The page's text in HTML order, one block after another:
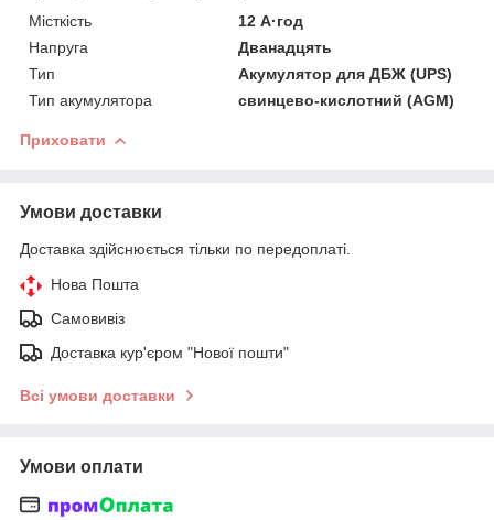
Місткість
12 А·год
Напруга
Дванадцять
Тип
Акумулятор для ДБЖ (UPS)
Тип акумулятора
свинцево-кислотний (AGM)
Приховати
Умови доставки
Доставка здійснюється тільки по передоплаті.
Нова Пошта
Самовивіз
Доставка кур'єром "Нової пошти"
Всі умови доставки
Умови оплати